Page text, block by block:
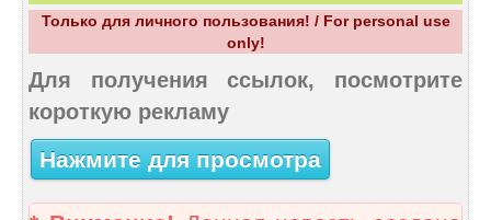
Только для личного пользования! / For personal use
only!
Для получения ссылок, посмотрите
короткую рекламу
Нажмите для просмотра